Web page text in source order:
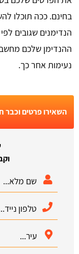
בחינם. ככה תוכלו
הנדימנים שגובים
ההנדימן שלכם
נעימות אחר כך.
השאירו פרטים וכבר